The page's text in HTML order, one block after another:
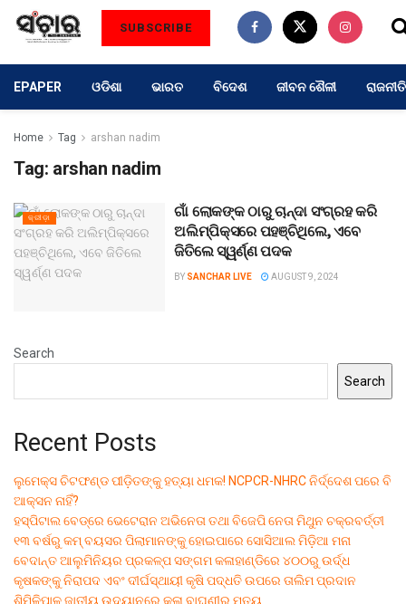
SUBSCRIBE
EPAPER ଓଡିଶା ଭାରତ ବିଦେଶ ଜୀବନ ଶୈଳୀ ରାଜନୀତି
Home Tag arshan nadim
Tag: arshan nadim
କ୍ରୀଡ଼ା ଗାଁ ଲୋକଙ୍କ ଠାରୁ ଚାନ୍ଦା ସଂଗ୍ରହ କରି
ଅଲିମ୍ପିକ୍ସରେ ପହଞ୍ଚିଥିଲେ, ଏବେ
ଜିତିଲେ ସ୍ୱର୍ଣ୍ଣ ପଦକ
BY SANCHAR LIVE AUGUST 9, 2024
Search
Search
Recent Posts
ଲୁମେକ୍ସ ଚିଟଫଣ୍ଡ ପୀଡ଼ିତଙ୍କୁ ହତ୍ୟା ଧମକ! NCPCR-NHRC ନିର୍ଦ୍ଦେଶ ପରେ ବି
ଆକ୍ସନ ନାହିଁ?
ହସ୍ପିଟାଲ ବେଡ୍‌ରେ ଭେଟେରାନ ଅଭିନେତା ତଥା ବିଜେପି ନେତା ମିଥୁନ ଚକ୍ରବର୍ତ୍ତୀ
୧୩ ବର୍ଷରୁ କମ୍ ବୟସର ପିଲାମାନଙ୍କୁ ହୋଇପାରେ ସୋସିଆଲ ମିଡ଼ିଆ ମନା
ବେଦାନ୍ତ ଆଲୁମିନିୟର ପ୍ରକଳ୍ପ ସଙ୍ଗମ କଳାହାଣ୍ଡିରେ ୪୦୦ରୁ ଉର୍ଦ୍ଧ
କୃଷକଙ୍କୁ ନିରାପଦ ଏବଂ ଦୀର୍ଘସ୍ଥାୟୀ କୃଷି ପଦ୍ଧତି ଉପରେ ତାଲିମ ପ୍ରଦାନ
ଶିମିଳିପାଳ ଜାତୀୟ ଉଦ୍ୟାନରେ କଳା ବାଘୁଣୀର ମୃତ୍ୟୁ